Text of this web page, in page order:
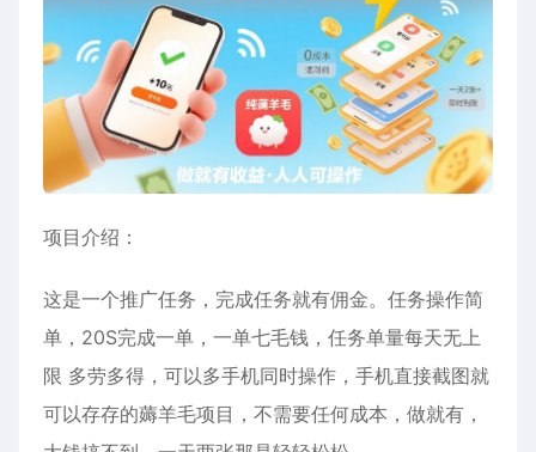
项目介绍：
这是一个推广任务，完成任务就有佣金。任务操作简
单，20S完成一单，一单七毛钱，任务单量每天无上
限 多劳多得，可以多手机同时操作，手机直接截图就
可以存存的薅羊毛项目，不需要任何成本，做就有，